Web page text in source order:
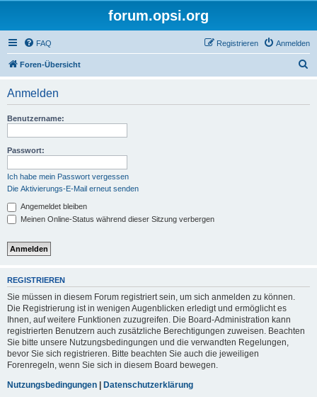
forum.opsi.org
FAQ Anmelden
Registrieren
Foren-Übersicht
Anmelden
Benutzername:
Passwort:
Ich habe mein Passwort vergessen
Die Aktivierungs-E-Mail erneut senden
Angemeldet bleiben
Meinen Online-Status während dieser Sitzung verbergen
REGISTRIEREN
Sie müssen in diesem Forum registriert sein, um sich anmelden zu können.
Die Registrierung ist in wenigen Augenblicken erledigt und ermöglicht es
Ihnen, auf weitere Funktionen zuzugreifen. Die Board-Administration kann
registrierten Benutzern auch zusätzliche Berechtigungen zuweisen. Beachten
Sie bitte unsere Nutzungsbedingungen und die verwandten Regelungen,
bevor Sie sich registrieren. Bitte beachten Sie auch die jeweiligen
Forenregeln, wenn Sie sich in diesem Board bewegen.
Nutzungsbedingungen | Datenschutzerklärung